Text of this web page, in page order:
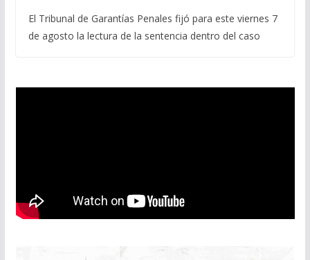
El Tribunal de Garantías Penales fijó para este viernes 7
de agosto la lectura de la sentencia dentro del caso